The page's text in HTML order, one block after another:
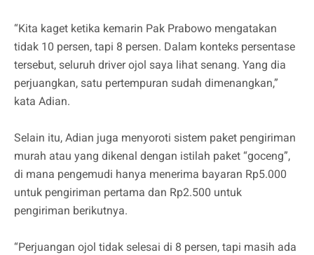
“Kita kaget ketika kemarin Pak Prabowo mengatakan
tidak 10 persen, tapi 8 persen. Dalam konteks persentase
tersebut, seluruh driver ojol saya lihat senang. Yang dia
perjuangkan, satu pertempuran sudah dimenangkan,”
kata Adian.
Selain itu, Adian juga menyoroti sistem paket pengiriman
murah atau yang dikenal dengan istilah paket “goceng”,
di mana pengemudi hanya menerima bayaran Rp5.000
untuk pengiriman pertama dan Rp2.500 untuk
pengiriman berikutnya.
“Perjuangan ojol tidak selesai di 8 persen, tapi masih ada